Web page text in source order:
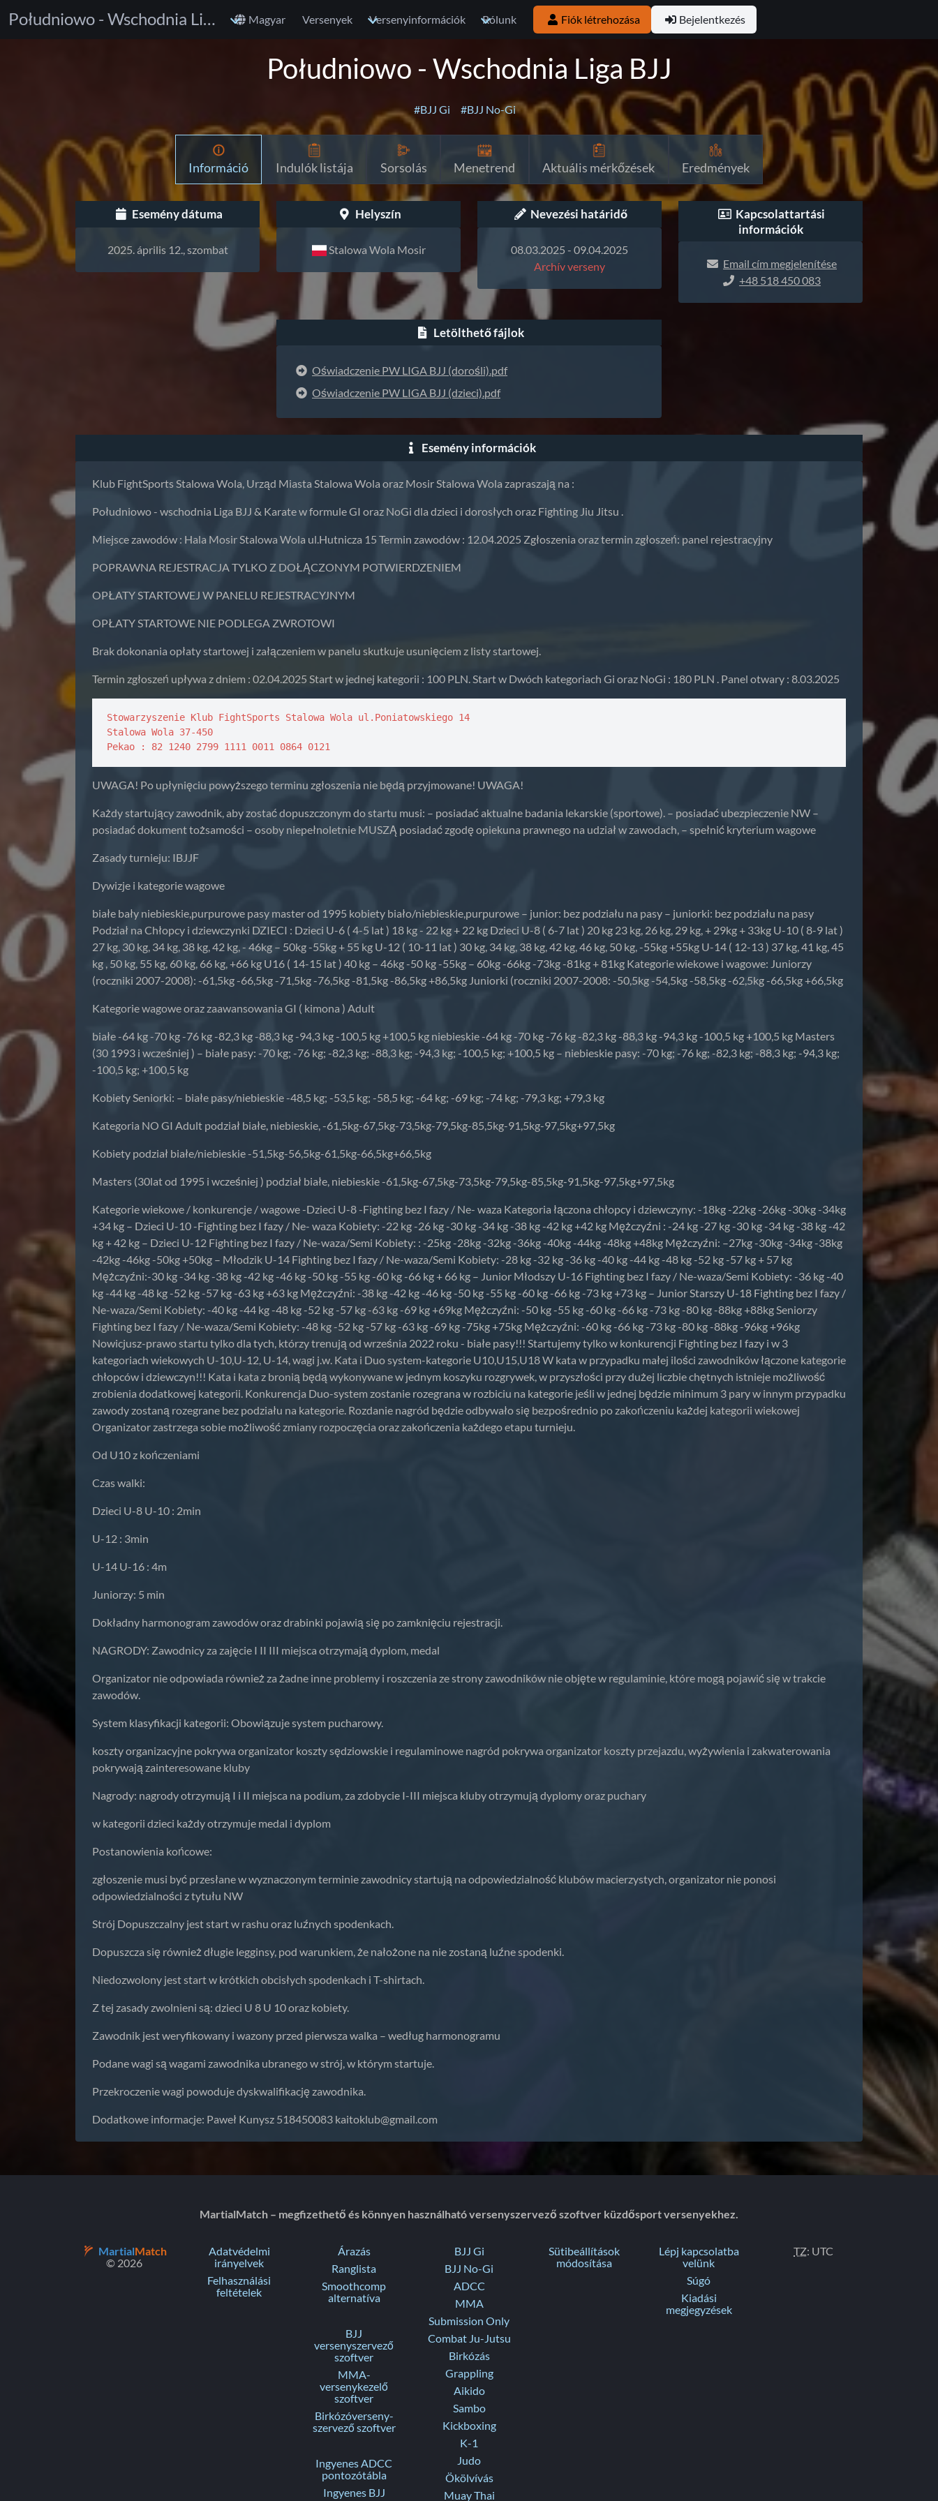
Południowo - Wschodnia Liga BJJ Magyar Versenyek Versenyinformációk Rólunk Fiók létrehozása Bejelentkezés
Południowo - Wschodnia Liga BJJ
#BJJ Gi #BJJ No-Gi
Információ Indulók listája Sorsolás Menetrend Aktuális mérkőzések Eredmények
Esemény dátuma
2025. április 12., szombat
Helyszín
Stalowa Wola Mosir
Nevezési határidő
08.03.2025 - 09.04.2025
Archív verseny
Kapcsolattartási
információk
Email cím megjelenítése
+48 518 450 083
Letölthető fájlok
Oświadczenie PW LIGA BJJ (dorośli).pdf
Oświadczenie PW LIGA BJJ (dzieci).pdf
Esemény információk
Klub FightSports Stalowa Wola, Urząd Miasta Stalowa Wola oraz Mosir Stalowa Wola zapraszają na :
Południowo - wschodnia Liga BJJ & Karate w formule GI oraz NoGi dla dzieci i dorosłych oraz Fighting Jiu Jitsu .
Miejsce zawodów : Hala Mosir Stalowa Wola ul.Hutnicza 15 Termin zawodów : 12.04.2025 Zgłoszenia oraz termin zgłoszeń: panel rejestracyjny
POPRAWNA REJESTRACJA TYLKO Z DOŁĄCZONYM POTWIERDZENIEM
OPŁATY STARTOWEJ W PANELU REJESTRACYJNYM
OPŁATY STARTOWE NIE PODLEGA ZWROTOWI
Brak dokonania opłaty startowej i załączeniem w panelu skutkuje usunięciem z listy startowej.
Termin zgłoszeń upływa z dniem : 02.04.2025 Start w jednej kategorii : 100 PLN. Start w Dwóch kategoriach Gi oraz NoGi : 180 PLN . Panel otwary : 8.03.2025
Stowarzyszenie Klub FightSports Stalowa Wola ul.Poniatowskiego 14
Stalowa Wola 37-450
Pekao : 82 1240 2799 1111 0011 0864 0121
UWAGA! Po upłynięciu powyższego terminu zgłoszenia nie będą przyjmowane! UWAGA!
Każdy startujący zawodnik, aby zostać dopuszczonym do startu musi: – posiadać aktualne badania lekarskie (sportowe). – posiadać ubezpieczenie NW –
posiadać dokument tożsamości – osoby niepełnoletnie MUSZĄ posiadać zgodę opiekuna prawnego na udział w zawodach, – spełnić kryterium wagowe
Zasady turnieju: IBJJF
Dywizje i kategorie wagowe
białe bały niebieskie,purpurowe pasy master od 1995 kobiety biało/niebieskie,purpurowe – junior: bez podziału na pasy – juniorki: bez podziału na pasy
Podział na Chłopcy i dziewczynki DZIECI : Dzieci U-6 ( 4-5 lat ) 18 kg - 22 kg + 22 kg Dzieci U-8 ( 6-7 lat ) 20 kg 23 kg, 26 kg, 29 kg, + 29kg + 33kg U-10 ( 8-9 lat )
27 kg, 30 kg, 34 kg, 38 kg, 42 kg, - 46kg – 50kg -55kg + 55 kg U-12 ( 10-11 lat ) 30 kg, 34 kg, 38 kg, 42 kg, 46 kg, 50 kg, -55kg +55kg U-14 ( 12-13 ) 37 kg, 41 kg, 45
kg , 50 kg, 55 kg, 60 kg, 66 kg, +66 kg U16 ( 14-15 lat ) 40 kg – 46kg -50 kg -55kg – 60kg -66kg -73kg -81kg + 81kg Kategorie wiekowe i wagowe: Juniorzy
(roczniki 2007-2008): -61,5kg -66,5kg -71,5kg -76,5kg -81,5kg -86,5kg +86,5kg Juniorki (roczniki 2007-2008: -50,5kg -54,5kg -58,5kg -62,5kg -66,5kg +66,5kg
Kategorie wagowe oraz zaawansowania GI ( kimona ) Adult
białe -64 kg -70 kg -76 kg -82,3 kg -88,3 kg -94,3 kg -100,5 kg +100,5 kg niebieskie -64 kg -70 kg -76 kg -82,3 kg -88,3 kg -94,3 kg -100,5 kg +100,5 kg Masters
(30 1993 i wcześniej ) – białe pasy: -70 kg; -76 kg; -82,3 kg; -88,3 kg; -94,3 kg; -100,5 kg; +100,5 kg – niebieskie pasy: -70 kg; -76 kg; -82,3 kg; -88,3 kg; -94,3 kg;
-100,5 kg; +100,5 kg
Kobiety Seniorki: – białe pasy/niebieskie -48,5 kg; -53,5 kg; -58,5 kg; -64 kg; -69 kg; -74 kg; -79,3 kg; +79,3 kg
Kategoria NO GI Adult podział białe, niebieskie, -61,5kg-67,5kg-73,5kg-79,5kg-85,5kg-91,5kg-97,5kg+97,5kg
Kobiety podział białe/niebieskie -51,5kg-56,5kg-61,5kg-66,5kg+66,5kg
Masters (30lat od 1995 i wcześniej ) podział białe, niebieskie -61,5kg-67,5kg-73,5kg-79,5kg-85,5kg-91,5kg-97,5kg+97,5kg
Kategorie wiekowe / konkurencje / wagowe -Dzieci U-8 -Fighting bez I fazy / Ne- waza Kategoria łączona chłopcy i dziewczyny: -18kg -22kg -26kg -30kg -34kg
+34 kg – Dzieci U-10 -Fighting bez I fazy / Ne- waza Kobiety: -22 kg -26 kg -30 kg -34 kg -38 kg -42 kg +42 kg Mężczyźni : -24 kg -27 kg -30 kg -34 kg -38 kg -42
kg + 42 kg – Dzieci U-12 Fighting bez I fazy / Ne-waza/Semi Kobiety: : -25kg -28kg -32kg -36kg -40kg -44kg -48kg +48kg Mężczyźni: –27kg -30kg -34kg -38kg
-42kg -46kg -50kg +50kg – Młodzik U-14 Fighting bez I fazy / Ne-waza/Semi Kobiety: -28 kg -32 kg -36 kg -40 kg -44 kg -48 kg -52 kg -57 kg + 57 kg
Mężczyźni:-30 kg -34 kg -38 kg -42 kg -46 kg -50 kg -55 kg -60 kg -66 kg + 66 kg – Junior Młodszy U-16 Fighting bez I fazy / Ne-waza/Semi Kobiety: -36 kg -40
kg -44 kg -48 kg -52 kg -57 kg -63 kg +63 kg Mężczyźni: -38 kg -42 kg -46 kg -50 kg -55 kg -60 kg -66 kg -73 kg +73 kg – Junior Starszy U-18 Fighting bez I fazy /
Ne-waza/Semi Kobiety: -40 kg -44 kg -48 kg -52 kg -57 kg -63 kg -69 kg +69kg Mężczyźni: -50 kg -55 kg -60 kg -66 kg -73 kg -80 kg -88kg +88kg Seniorzy
Fighting bez I fazy / Ne-waza/Semi Kobiety: -48 kg -52 kg -57 kg -63 kg -69 kg -75kg +75kg Mężczyźni: -60 kg -66 kg -73 kg -80 kg -88kg -96kg +96kg
Nowicjusz-prawo startu tylko dla tych, którzy trenują od września 2022 roku - białe pasy!!! Startujemy tylko w konkurencji Fighting bez I fazy i w 3
kategoriach wiekowych U-10,U-12, U-14, wagi j.w. Kata i Duo system-kategorie U10,U15,U18 W kata w przypadku małej ilości zawodników łączone kategorie
chłopców i dziewczyn!!! Kata i kata z bronią będą wykonywane w jednym koszyku rozgrywek, w przyszłości przy dużej liczbie chętnych istnieje możliwość
zrobienia dodatkowej kategorii. Konkurencja Duo-system zostanie rozegrana w rozbiciu na kategorie jeśli w jednej będzie minimum 3 pary w innym przypadku
zawody zostaną rozegrane bez podziału na kategorie. Rozdanie nagród będzie odbywało się bezpośrednio po zakończeniu każdej kategorii wiekowej
Organizator zastrzega sobie możliwość zmiany rozpoczęcia oraz zakończenia każdego etapu turnieju.
Od U10 z kończeniami
Czas walki:
Dzieci U-8 U-10 : 2min
U-12 : 3min
U-14 U-16 : 4m
Juniorzy: 5 min
Dokładny harmonogram zawodów oraz drabinki pojawią się po zamknięciu rejestracji.
NAGRODY: Zawodnicy za zajęcie I II III miejsca otrzymają dyplom, medal
Organizator nie odpowiada również za żadne inne problemy i roszczenia ze strony zawodników nie objęte w regulaminie, które mogą pojawić się w trakcie
zawodów.
System klasyfikacji kategorii: Obowiązuje system pucharowy.
koszty organizacyjne pokrywa organizator koszty sędziowskie i regulaminowe nagród pokrywa organizator koszty przejazdu, wyżywienia i zakwaterowania
pokrywają zainteresowane kluby
Nagrody: nagrody otrzymują I i II miejsca na podium, za zdobycie I-III miejsca kluby otrzymują dyplomy oraz puchary
w kategorii dzieci każdy otrzymuje medal i dyplom
Postanowienia końcowe:
zgłoszenie musi być przesłane w wyznaczonym terminie zawodnicy startują na odpowiedzialność klubów macierzystych, organizator nie ponosi
odpowiedzialności z tytułu NW
Strój Dopuszczalny jest start w rashu oraz luźnych spodenkach.
Dopuszcza się również długie legginsy, pod warunkiem, że nałożone na nie zostaną luźne spodenki.
Niedozwolony jest start w krótkich obcisłych spodenkach i T-shirtach.
Z tej zasady zwolnieni są: dzieci U 8 U 10 oraz kobiety.
Zawodnik jest weryfikowany i wazony przed pierwsza walka – według harmonogramu
Podane wagi są wagami zawodnika ubranego w strój, w którym startuje.
Przekroczenie wagi powoduje dyskwalifikację zawodnika.
Dodatkowe informacje: Paweł Kunysz 518450083 kaitoklub@gmail.com
MartialMatch – megfizethető és könnyen használható versenyszervező szoftver küzdősport versenyekhez.
MartialMatch
© 2026
Adatvédelmi
irányelvek
Felhasználási
feltételek
Árazás
Ranglista
Smoothcomp
alternatíva
BJJ
versenyszervező
szoftver
MMA-
versenykezelő
szoftver
Birkózóverseny-
szervező szoftver
Ingyenes ADCC
pontozótábla
Ingyenes BJJ
BJJ Gi
BJJ No-Gi
ADCC
MMA
Submission Only
Combat Ju-Jutsu
Birkózás
Grappling
Aikido
Sambo
Kickboxing
K-1
Judo
Ökölvívás
Muay Thai
Sütibeállítások
módosítása
Lépj kapcsolatba
velünk
Súgó
Kiadási
megjegyzések
TZ: UTC